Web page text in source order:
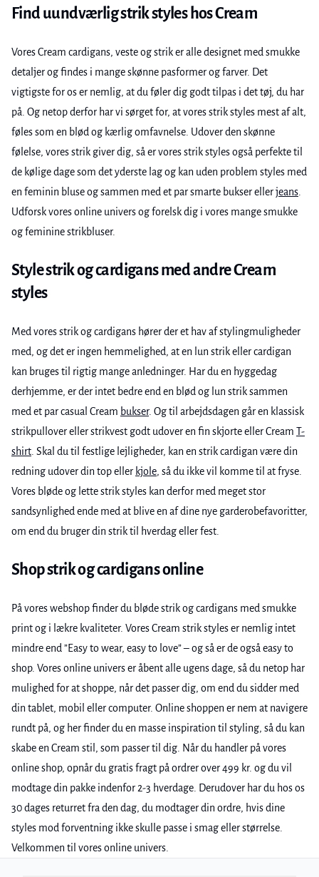
Find uundværlig strik styles hos Cream
Vores Cream cardigans, veste og strik er alle designet med smukke
detaljer og findes i mange skønne pasformer og farver. Det
vigtigste for os er nemlig, at du føler dig godt tilpas i det tøj, du har
på. Og netop derfor har vi sørget for, at vores strik styles mest af alt,
føles som en blød og kærlig omfavnelse. Udover den skønne
følelse, vores strik giver dig, så er vores strik styles også perfekte til
de kølige dage som det yderste lag og kan uden problem styles med
en feminin bluse og sammen med et par smarte bukser ellerjeans
Udforsk vores online univers og forelsk dig i vores mange smukke
og feminine strikbluser.
Style strik og cardigans med andre Cream
styles
Med vores strik og cardigans hører der et hav af stylingmuligheder
med, og det er ingen hemmelighed, at en lun strik eller cardigan
kan bruges til rigtig mange anledninger. Har du en hyggedag
derhjemme, er der intet bedre end en blød og lun strik sammen
med et par casual Cream bukser. Og til arbejdsdagen går en klassisk
strikpullover eller strikvest godt udover en fin skjorte eller Cream T-
shirt . Skal du til festlige lejligheder, kan en strik cardigan være din
redning udover din top eller kjole, så du ikke vil komme til at fryse.
Vores bløde og lette strik styles kan derfor med meget stor
sandsynlighed ende med at blive en af dine nye garderobefavoritter,
om end du bruger din strik til hverdag eller fest.
Shop strik og cardigans online
På vores webshop finder du bløde strik og cardigans med smukke
print og i lækre kvaliteter. Vores Cream strik styles er nemlig intet
mindre end ”Easy to wear, easy to love” – og så er de også easy to
shop. Vores online univers er åbent alle ugens dage, så du netop har
mulighed for at shoppe, når det passer dig, om end du sidder med
din tablet, mobil eller computer. Online shoppen er nem at navigere
rundt på, og her finder du en masse inspiration til styling, så du kan
skabe en Cream stil, som passer til dig. Når du handler på vores
online shop, opnår du gratis fragt på ordrer over 499 kr. og du vil
modtage din pakke indenfor 2-3 hverdage. Derudover har du hos os
30 dages returret fra den dag, du modtager din ordre, hvis dine
styles mod forventning ikke skulle passe i smag eller størrelse.
Velkommen til vores online univers.